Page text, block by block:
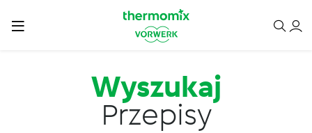
Wyszukaj
Przepisy